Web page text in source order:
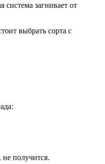
загнивает от
выбрать сорта с
получится.